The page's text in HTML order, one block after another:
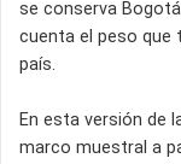
se conserva
cuenta el peso que
país.
En esta versión de
marco muestral a